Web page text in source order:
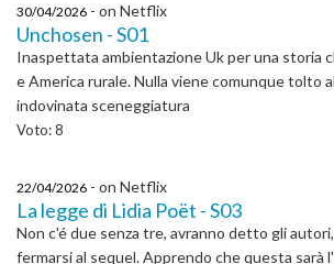
30/04/2026 - on Netflix
Unchosen - S01
Inaspettata ambientazione Uk per una storia
e America rurale. Nulla viene comunque tolto
indovinata sceneggiatura
Voto: 8
22/04/2026 - on Netflix
La legge di Lidia Poët - S03
Non c'é due senza tre, avranno detto gli
fermarsi al sequel. Apprendo che questa sarà